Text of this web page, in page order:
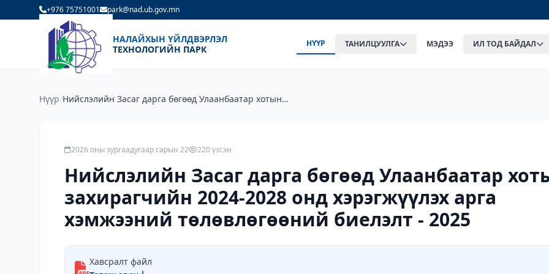
+976 75751001 park@nad.ub.gov.mn
НАЛАЙХЫН ҮЙЛДВЭРЛЭЛ
ТЕХНОЛОГИЙН ПАРК
НҮҮР ТАНИЛЦУУЛГА МЭДЭЭ ИЛ ТОД БАЙДАЛ
Нүүр/Нийслэлийн Засаг дарга бөгөөд Улаанбаатар хотын
2026 оны зургаадугаар сарын 22 220 үзсэн
Нийслэлийн Засаг дарга бөгөөд Улаанбаатар
захирагчийн 2024-2028 онд хэрэгжүүлэх арга
хэмжээний төлөвлөгөөний биелэлт - 2025
Хавсралт файл